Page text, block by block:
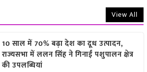
View All
10 साल में 70% बढ़ा देश का दूध उत्पादन,
राज्यसभा में ललन सिंह ने गिनाईं पशुपालन क्षेत्र
की उपलब्धियां